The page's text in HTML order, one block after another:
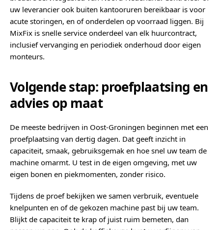
uw leverancier ook buiten kantooruren bereikbaar is voor
acute storingen, en of onderdelen op voorraad liggen. Bij
MixFix is snelle service onderdeel van elk huurcontract,
inclusief vervanging en periodiek onderhoud door eigen
monteurs.
Volgende stap: proefplaatsing en
advies op maat
De meeste bedrijven in Oost-Groningen beginnen met een
proefplaatsing van dertig dagen. Dat geeft inzicht in
capaciteit, smaak, gebruiksgemak en hoe snel uw team de
machine omarmt. U test in de eigen omgeving, met uw
eigen bonen en piekmomenten, zonder risico.
Tijdens de proef bekijken we samen verbruik, eventuele
knelpunten en of de gekozen machine past bij uw team.
Blijkt de capaciteit te krap of juist ruim bemeten, dan